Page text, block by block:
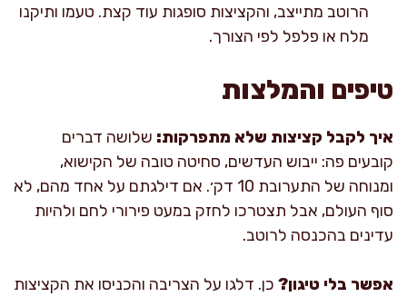
הרוטב מתייצב, והקציצות סופגות עוד קצת. טעמו ותיקנו
מלח או פלפל לפי הצורך.
טיפים והמלצות
איך לקבל קציצות שלא מתפרקות: שלושה דברים
קובעים פה: ייבוש העדשים, סחיטה טובה של הקישוא,
ומנוחה של התערובת 10 דק׳. אם דילגתם על אחד מהם, לא
סוף העולם, אבל תצטרכו לחזק במעט פירורי לחם ולהיות
עדינים בהכנסה לרוטב.
אפשר בלי טיגון? כן. דלגו על הצריבה והכניסו את הקציצות